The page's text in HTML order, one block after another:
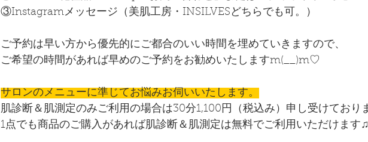
③Instagramメッセージ（美肌工房・INSILVESどちらでも可。）
ご予約は早い方から優先的にご都合のいい時間を埋めていきますので、
ご希望の時間があれば早めのご予約をお勧めいたしますm(__)m♡
サロンのメニューに準じてお悩みお伺いいたします。
肌診断＆肌測定のみご利用の場合は30分1,100円（税込み）申し受けており
1点でも商品のご購入があれば肌診断＆肌測定は無料でご利用いただけます